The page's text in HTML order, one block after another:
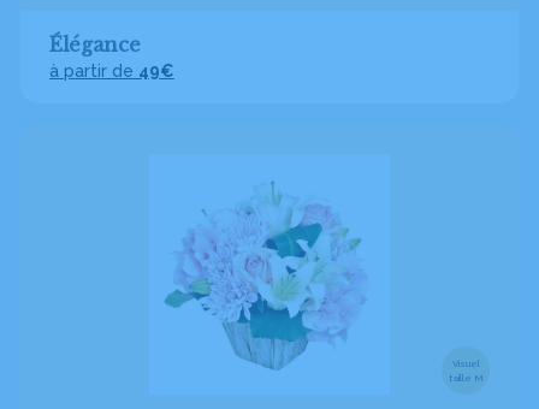
Élégance
à partir de 49€
Visuel
taille M